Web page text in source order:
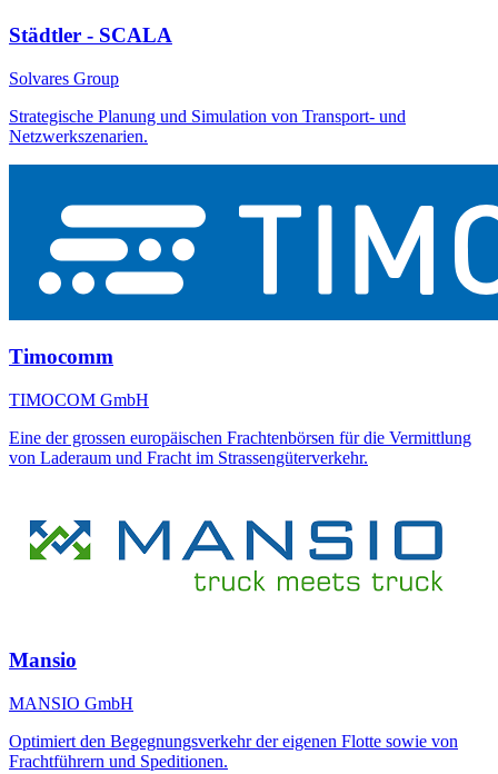
Städtler - SCALA
Solvares Group
Strategische Planung und Simulation von Transport- und
Netzwerkszenarien.
Timocomm
TIMOCOM GmbH
Eine der grossen europäischen Frachtenbörsen für die Vermittlung
von Laderaum und Fracht im Strassengüterverkehr.
Mansio
MANSIO GmbH
Optimiert den Begegnungsverkehr der eigenen Flotte sowie von
Frachtführern und Speditionen.